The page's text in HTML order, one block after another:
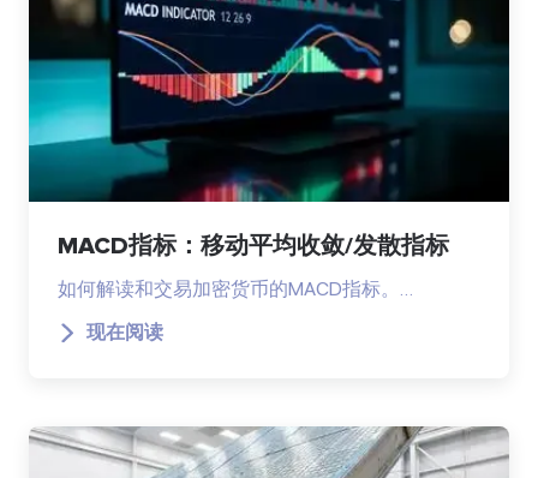
MACD指标：移动平均收敛/发散指标
如何解读和交易加密货币的MACD指标。…
现在阅读